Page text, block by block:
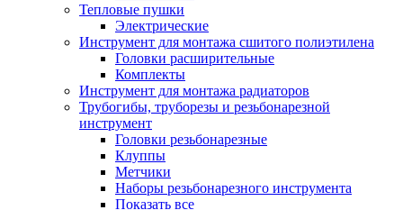
Тепловые пушки
Электрические
Инструмент для монтажа сшитого полиэтилена
Головки расширительные
Комплекты
Инструмент для монтажа радиаторов
Трубогибы, труборезы и резьбонарезной
инструмент
Головки резьбонарезные
Клуппы
Метчики
Наборы резьбонарезного инструмента
Показать все